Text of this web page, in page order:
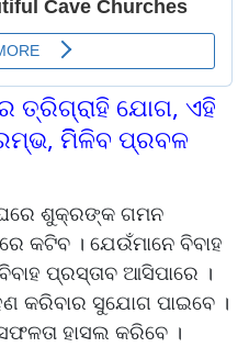
ତ୍ରିଗ୍ରାହି ଯୋଗ, ଏହି
ମିିିଳିବ ପ୍ରବଳ
ଶୁକ୍ରଙ୍କ ଗମନ
କଟିବ । ଯେଉଁମାନେ ବିବାହ
ପ୍ରସ୍ତାବ ଆସିପାରେ ।
କରିବାର ସୁଯୋଗ ପାଇବେ ।
ହାସଲ କରିବେ ।